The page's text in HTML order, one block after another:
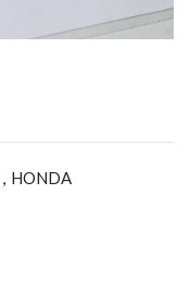
, HONDA